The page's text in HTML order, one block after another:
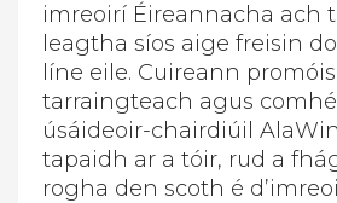
imreoirí Éireannacha ach
leagtha síos aige freisin
líne eile. Cuireann
tarraingteach agus
úsáideoir-chairdiúil
tapaidh ar a tóir, rud a
rogha den scoth é